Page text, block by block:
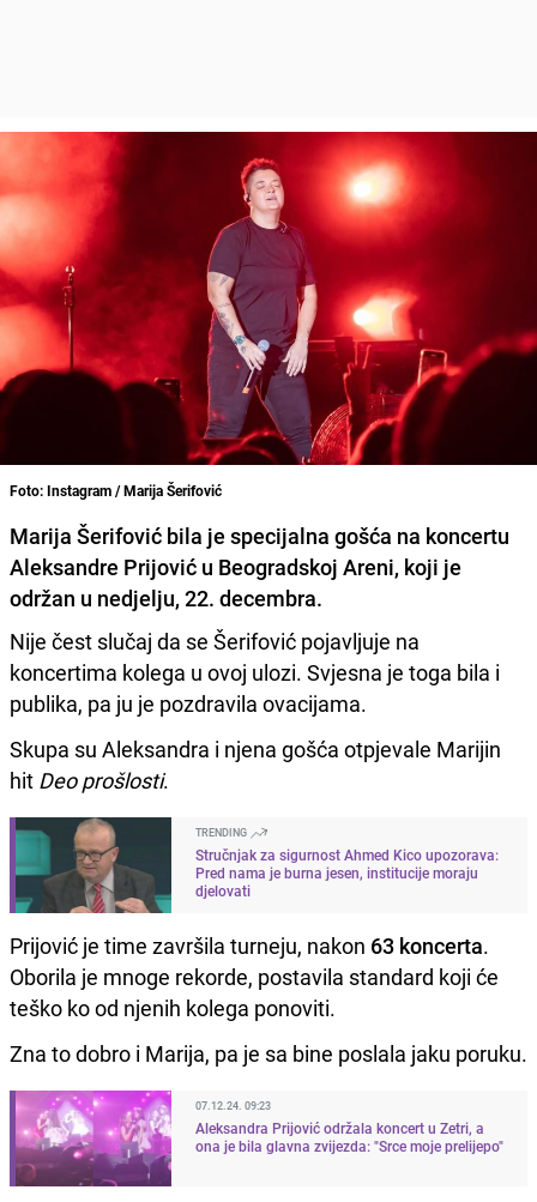
Foto: Instagram / Marija Šerifović
Marija Šerifović bila je specijalna gošća na koncertu
Aleksandre Prijović u Beogradskoj Areni, koji je
održan u nedjelju, 22. decembra.
Nije čest slučaj da se Šerifović pojavljuje na
koncertima kolega u ovoj ulozi. Svjesna je toga bila i
publika, pa ju je pozdravila ovacijama.
Skupa su Aleksandra i njena gošća otpjevale Marijin
hit Deo prošlosti.
TRENDING
Stručnjak za sigurnost Ahmed Kico upozorava:
Pred nama je burna jesen, institucije moraju
djelovati
Prijović je time završila turneju, nakon 63 koncerta.
Oborila je mnoge rekorde, postavila standard koji će
teško ko od njenih kolega ponoviti.
Zna to dobro i Marija, pa je sa bine poslala jaku poruku.
07.12.24. 09:23
Aleksandra Prijović održala koncert u Zetri, a
ona je bila glavna zvijezda: "Srce moje prelijepo"